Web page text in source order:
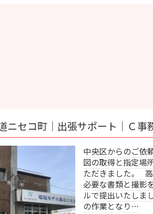
ポート｜Ｃ事務所
中央区からのご依頼で、ニセコ町にて地
図の取得と指定場所の撮影のご依頼をい
ただきました。 高速にて現地に向かい
必要な書類と撮影を行い、お客様にメー
ルで提出いたしました。 遠方に行って
の作業となり…